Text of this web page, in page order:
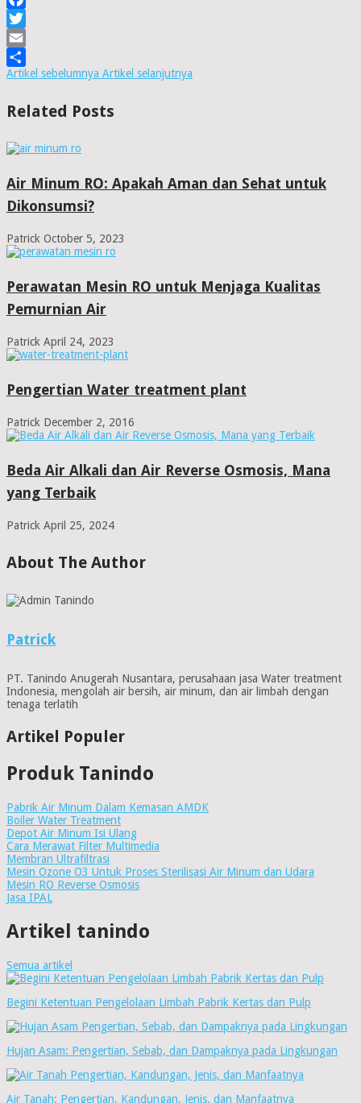
Facebook
Twitter
Email
Share
Artikel sebelumnya Artikel selanjutnya
Related Posts
Air Minum RO: Apakah Aman dan Sehat untuk
Dikonsumsi?
Patrick October 5, 2023
Perawatan Mesin RO untuk Menjaga Kualitas
Pemurnian Air
Patrick April 24, 2023
Pengertian Water treatment plant
Patrick December 2, 2016
Beda Air Alkali dan Air Reverse Osmosis, Mana
yang Terbaik
Patrick April 25, 2024
About The Author
Patrick
PT. Tanindo Anugerah Nusantara, perusahaan jasa Water treatment
Indonesia, mengolah air bersih, air minum, dan air limbah dengan
tenaga terlatih
Artikel Populer
Produk Tanindo
Pabrik Air Minum Dalam Kemasan AMDK
Boiler Water Treatment
Depot Air Minum Isi Ulang
Cara Merawat Filter Multimedia
Membran Ultrafiltrasi
Mesin Ozone O3 Untuk Proses Sterilisasi Air Minum dan Udara
Mesin RO Reverse Osmosis
Jasa IPAL
Artikel tanindo
Semua artikel
Begini Ketentuan Pengelolaan Limbah Pabrik Kertas dan Pulp
Hujan Asam: Pengertian, Sebab, dan Dampaknya pada Lingkungan
Air Tanah: Pengertian, Kandungan, Jenis, dan Manfaatnya